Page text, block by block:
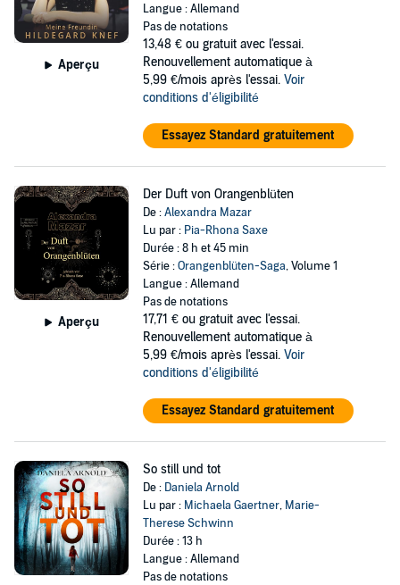
Aperçu
Langue : Allemand
Pas de notations
13,48 € ou gratuit avec l'essai.
Renouvellement automatique à
5,99 €/mois après l'essai. Voir
conditions d'éligibilité
Essayez Standard gratuitement
Aperçu
Der Duft von Orangenblüten
De :Alexandra Mazar
Lu par : Pia-Rhona Saxe
Durée : 8 h et 45 min
Série :Orangenblüten-Saga, Volume 1
Langue : Allemand
Pas de notations
17,71 € ou gratuit avec l'essai.
Renouvellement automatique à
5,99 €/mois après l'essai. Voir
conditions d'éligibilité
Essayez Standard gratuitement
So still und tot
De : Daniela Arnold
Lu par : Michaela Gaertner, Marie-
Therese Schwinn
Durée : 13 h
Langue : Allemand
Pas de notations